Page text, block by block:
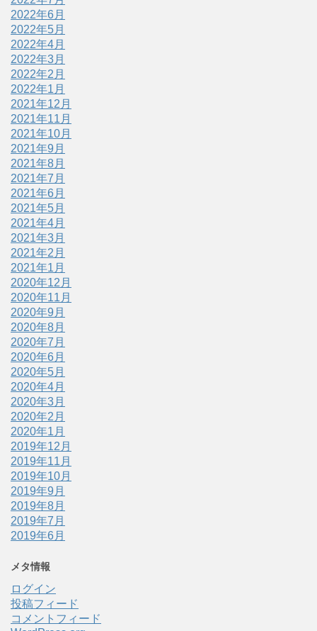
2022年6月
2022年5月
2022年4月
2022年3月
2022年2月
2022年1月
2021年12月
2021年11月
2021年10月
2021年9月
2021年8月
2021年7月
2021年6月
2021年5月
2021年4月
2021年3月
2021年2月
2021年1月
2020年12月
2020年11月
2020年9月
2020年8月
2020年7月
2020年6月
2020年5月
2020年4月
2020年3月
2020年2月
2020年1月
2019年12月
2019年11月
2019年10月
2019年9月
2019年8月
2019年7月
2019年6月
メタ情報
ログイン
投稿フィード
コメントフィード